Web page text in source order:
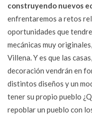
construyendo nuevos
enfrentaremos a retos
oportunidades que
mecánicas muy
Villena. Y es que las
decoración vendrán en
distintos diseños y un
tener su propio pueblo
repoblar un pueblo con